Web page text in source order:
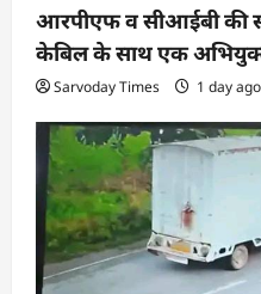
आरपीएफ व सीआईबी की
केबिल के साथ एक
Sarvoday Times 1 day ago